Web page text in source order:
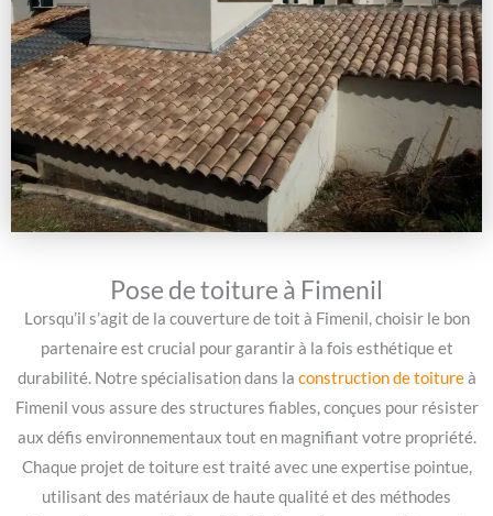
Pose de toiture à Fimenil
Lorsqu’il s’agit de la couverture de toit à Fimenil, choisir le bon
partenaire est crucial pour garantir à la fois esthétique et
durabilité. Notre spécialisation dans la construction de toitureà
Fimenil vous assure des structures fiables, conçues pour résister
aux défis environnementaux tout en magnifiant votre propriété.
Chaque projet de toiture est traité avec une expertise pointue,
utilisant des matériaux de haute qualité et des méthodes